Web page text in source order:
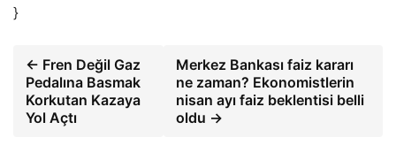
}
← Fren Değil Gaz
Pedalına Basmak
Korkutan Kazaya
Yol Açtı
Merkez Bankası faiz kararı
ne zaman? Ekonomistlerin
nisan ayı faiz beklentisi belli
oldu →